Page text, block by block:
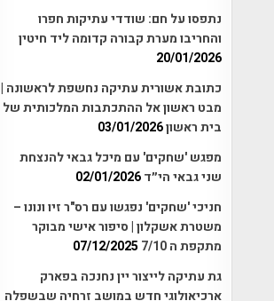
נתפסו על חם: שודדי עתיקות חפרו
והחריבו מערת קבורה קדומה ליד חיטין
20/01/2026
כתובת אשורית עתיקה נחשפת לראשונה |
מבט ראשון אל ההתכתבות המלכותית של
בית ראשון03/01/2026
מפגש 'שחקים' עם מיכל גבאי להנצחת
שני גבאי הי״ד02/01/2026
חניכי 'שחקים' נפגשו עם רס"ר זיו ונונו –
משטרת אשקלון | סיפור אישי מבוקר
מתקפת ה 7/10
07/12/2025
גת עתיקה לייצור יין נחנכה בפארק
ארכיאולוגי חדש במושב זרחיה שבשפלה